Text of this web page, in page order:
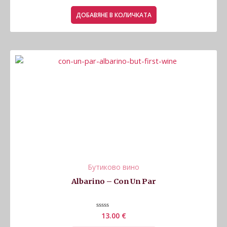
0
от
5
ДОБАВЯНЕ В КОЛИЧКАТА
Бутиково вино
Albarino – Con Un Par
Оценено
13.00 €